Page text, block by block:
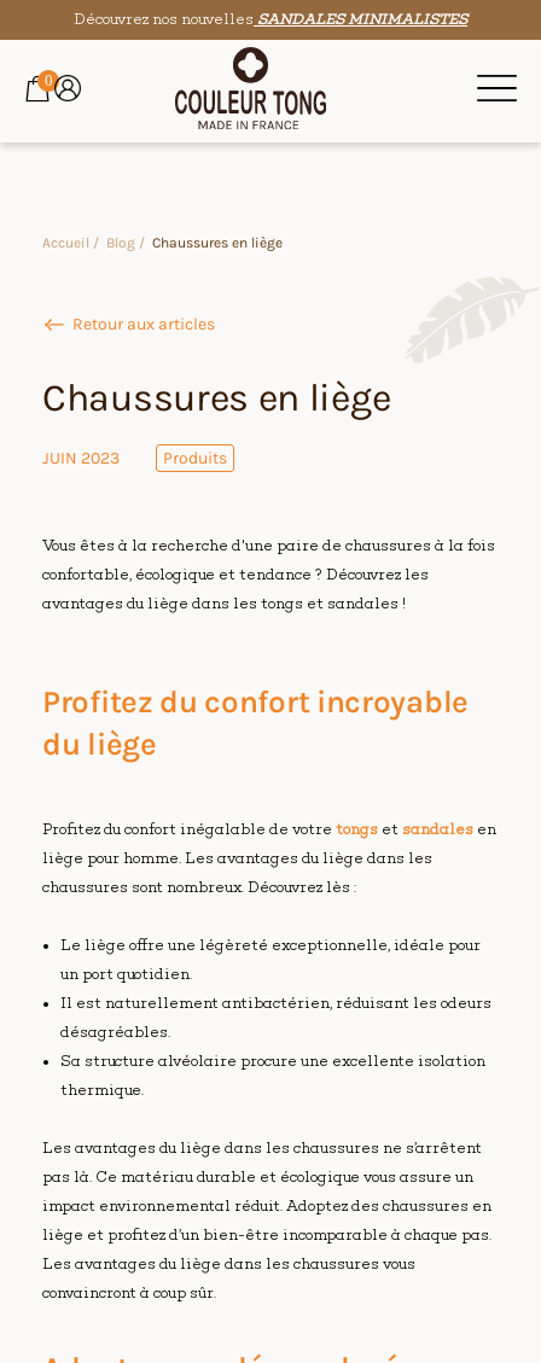
Découvrez nos nouvelles SANDALES MINIMALISTES
0
Accueil / Blog / Chaussures en liège
Retour aux articles
Chaussures en liège
JUIN 2023 Produits
Vous êtes à la recherche d'une paire de chaussures à la fois
confortable, écologique et tendance ? Découvrez les
avantages du liège dans les tongs et sandales !
Profitez du confort incroyable
du liège
Profitez du confort inégalable de votre tongs et sandales en
liège pour homme. Les avantages du liège dans les
chaussures sont nombreux. Découvrez lès :
Le liège offre une légèreté exceptionnelle, idéale pour
un port quotidien.
Il est naturellement antibactérien, réduisant les odeurs
désagréables.
Sa structure alvéolaire procure une excellente isolation
thermique.
Les avantages du liège dans les chaussures ne s’arrêtent
pas là. Ce matériau durable et écologique vous assure un
impact environnemental réduit. Adoptez des chaussures en
liège et profitez d’un bien-être incomparable à chaque pas.
Les avantages du liège dans les chaussures vous
convaincront à coup sûr.